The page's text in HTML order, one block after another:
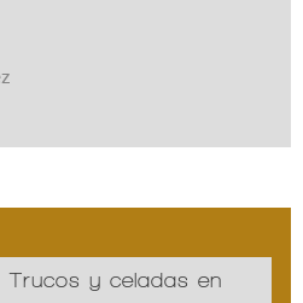
Trucos y celadas en